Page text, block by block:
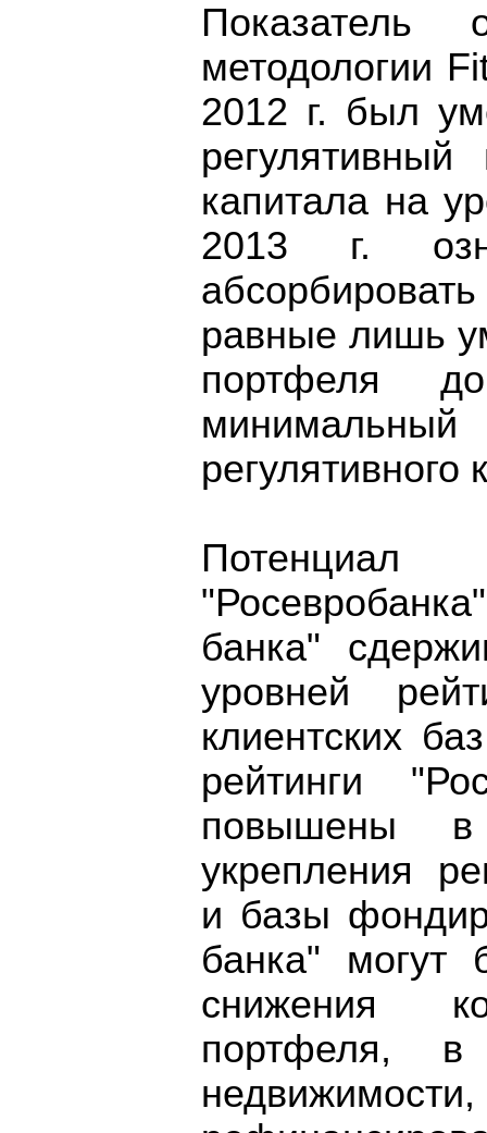
Показатель
методологии
2012 г. был
регулятивный
капитала на
2013 г.
равные лишь
портфеля
минимальный
регулятивного
Потенциал
банка"
уровней
клиентских
рейтинги
повышены в
укрепления
и базы
банка"
снижения
портфеля, в